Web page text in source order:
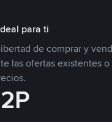
para ti
de comprar y
las ofertas existentes